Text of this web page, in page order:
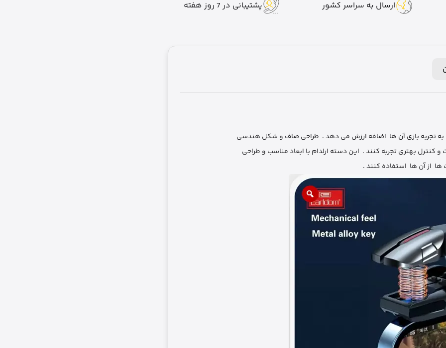
ارسال به سراسر کشور پشتیبانی در 7 روز هفته
به تجربه بازی آن‌ ها اضافه ارزش می ‌دهد . طراحی صاف و شکل هندسی
ها از آن‌ ها استفاده کنند .